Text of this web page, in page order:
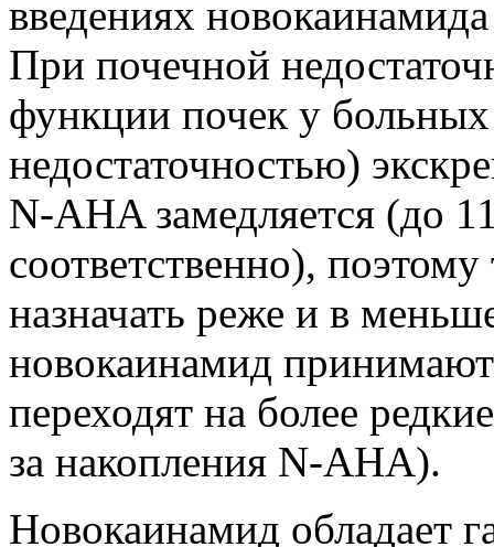
введениях
При почечной
функции почек у больных
недостаточностью)
N-AHA замедляется (до
соответственно),
назначать реже и в
новокаинамид
переходят на более
за накопления N-AHA).
Новокаинамид обладает